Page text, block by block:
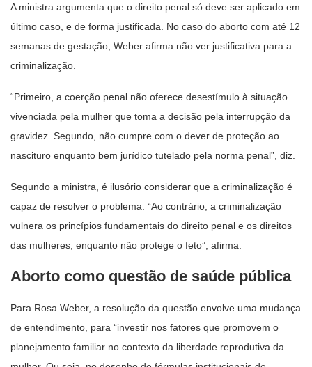
A ministra argumenta que o direito penal só deve ser aplicado em
último caso, e de forma justificada. No caso do aborto com até 12
semanas de gestação, Weber afirma não ver justificativa para a
criminalização.
“Primeiro, a coerção penal não oferece desestímulo à situação
vivenciada pela mulher que toma a decisão pela interrupção da
gravidez. Segundo, não cumpre com o dever de proteção ao
nascituro enquanto bem jurídico tutelado pela norma penal”, diz.
Segundo a ministra, é ilusório considerar que a criminalização é
capaz de resolver o problema. “Ao contrário, a criminalização
vulnera os princípios fundamentais do direito penal e os direitos
das mulheres, enquanto não protege o feto”, afirma.
Aborto como questão de saúde pública
Para Rosa Weber, a resolução da questão envolve uma mudança
de entendimento, para “investir nos fatores que promovem o
planejamento familiar no contexto da liberdade reprodutiva da